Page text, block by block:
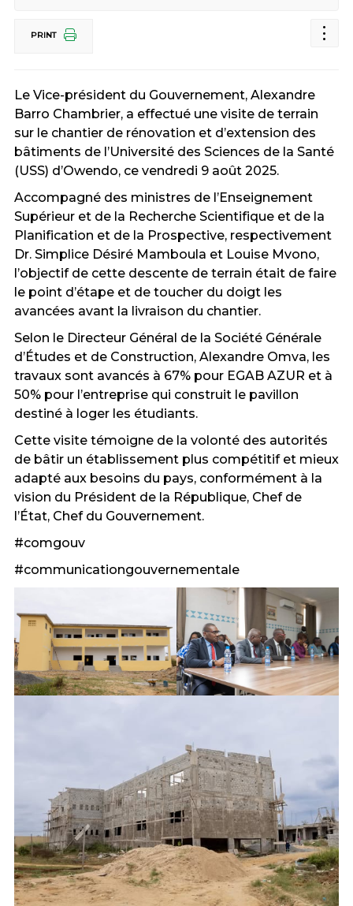
PRINT
Le Vice-président du Gouvernement, Alexandre
Barro Chambrier, a effectué une visite de terrain
sur le chantier de rénovation et d’extension des
bâtiments de l’Université des Sciences de la Santé
(USS) d’Owendo, ce vendredi 9 août 2025.
Accompagné des ministres de l’Enseignement
Supérieur et de la Recherche Scientifique et de la
Planification et de la Prospective, respectivement
Dr. Simplice Désiré Mamboula et Louise Mvono,
l’objectif de cette descente de terrain était de faire
le point d’étape et de toucher du doigt les
avancées avant la livraison du chantier.
Selon le Directeur Général de la Société Générale
d’Études et de Construction, Alexandre Omva, les
travaux sont avancés à 67% pour EGAB AZUR et à
50% pour l’entreprise qui construit le pavillon
destiné à loger les étudiants.
Cette visite témoigne de la volonté des autorités
de bâtir un établissement plus compétitif et mieux
adapté aux besoins du pays, conformément à la
vision du Président de la République, Chef de
l’État, Chef du Gouvernement.
#comgouv
#communicationgouvernementale